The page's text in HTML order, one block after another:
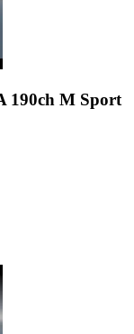
190ch M Sport